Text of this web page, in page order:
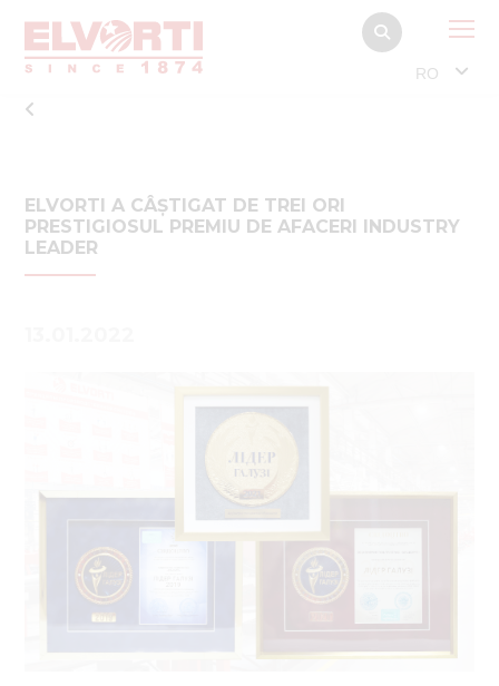
RO
ELVORTI A CÂȘTIGAT DE TREI ORI
PRESTIGIOSUL PREMIU DE AFACERI INDUSTRY
LEADER